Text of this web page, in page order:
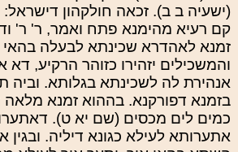
(ישעיה ב ב). זכאה חולקהון דישראל:
קם רעיא מהימנא פתח ואמר, ר' ר'
זמנא לאהדרא שכינתא לבעלה בהאי
והמשכילים יזהירו כזוהר הרקיע, דא
אנהירת לה לשכינתא בגלותא. וביה
בזמנא דפורקנא. בההוא זמנא
כמים לים מכסים (שם יא ט).
אתערותא לעילא כגונא דיליה.